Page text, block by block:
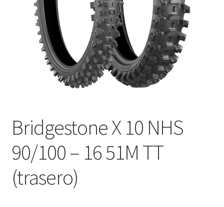
Bridgestone X 10 NHS
90/100 – 16 51M TT
(trasero)